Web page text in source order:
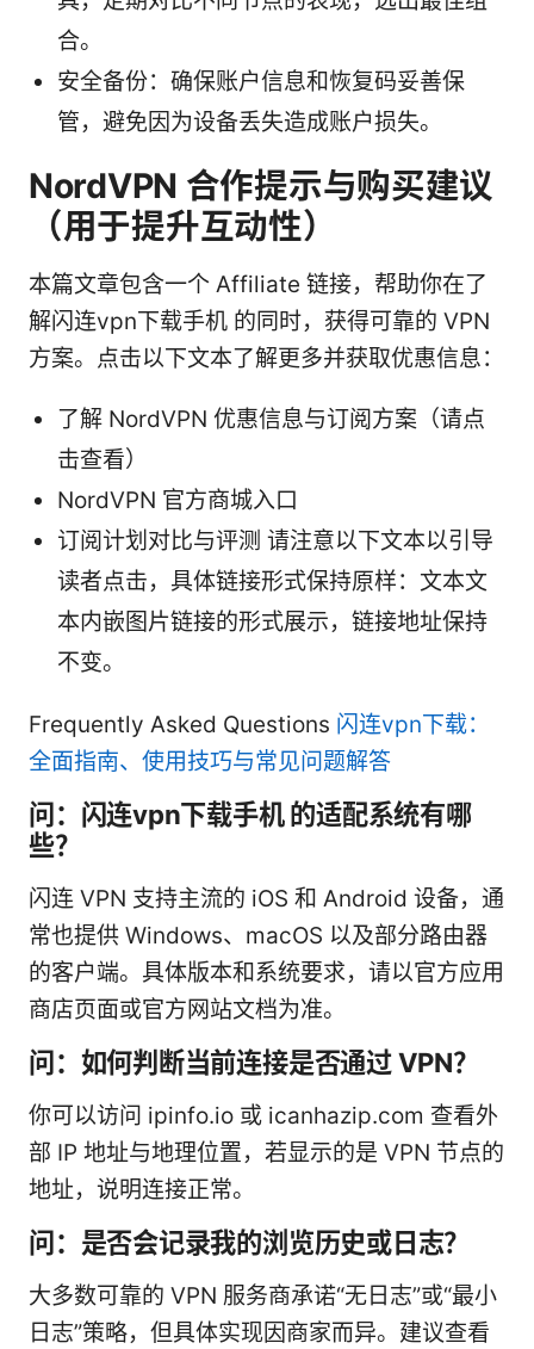
合。
安全备份：确保账户信息和恢复码妥善保
管，避免因为设备丢失造成账户损失。
NordVPN 合作提示与购买建议
（用于提升互动性）
本篇文章包含一个 Affiliate 链接，帮助你在了
解闪连vpn下载手机 的同时，获得可靠的 VPN
方案。点击以下文本了解更多并获取优惠信息：
了解 NordVPN 优惠信息与订阅方案（请点
击查看）
NordVPN 官方商城入口
订阅计划对比与评测 请注意以下文本以引导
读者点击，具体链接形式保持原样：文本文
本内嵌图片链接的形式展示，链接地址保持
不变。
Frequently Asked Questions 闪连vpn下载：
全面指南、使用技巧与常见问题解答
问：闪连vpn下载手机 的适配系统有哪
些？
闪连 VPN 支持主流的 iOS 和 Android 设备，通
常也提供 Windows、macOS 以及部分路由器
的客户端。具体版本和系统要求，请以官方应用
商店页面或官方网站文档为准。
问：如何判断当前连接是否通过 VPN？
你可以访问 ipinfo.io 或 icanhazip.com 查看外
部 IP 地址与地理位置，若显示的是 VPN 节点的
地址，说明连接正常。
问：是否会记录我的浏览历史或日志？
大多数可靠的 VPN 服务商承诺“无日志”或“最小
日志”策略，但具体实现因商家而异。建议查看